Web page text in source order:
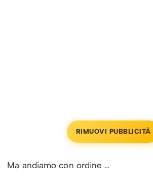
RIMUOVI PUBBLICITÀ
Ma andiamo con ordine …